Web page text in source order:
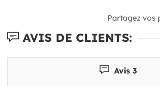
Partagez vos
AVIS DE CLIENTS:
Avis 3